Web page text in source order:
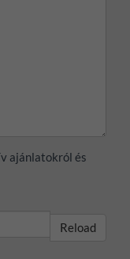
ajánlatokról és
Reload